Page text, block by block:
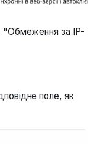
"Обмеження за IP-
поле, як